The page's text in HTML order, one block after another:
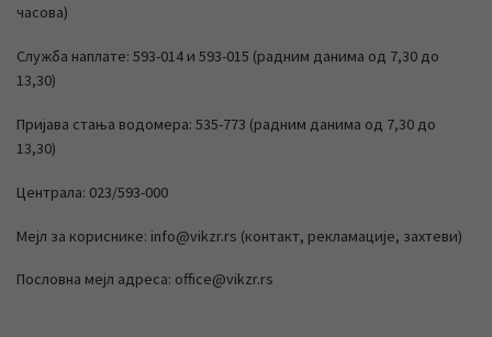
часова)
Служба наплате: 593-014 и 593-015 (радним данима од 7,30 до
13,30)
Пријава стања водомера: 535-773 (радним данима од 7,30 до
13,30)
Централа: 023/593-000
Мејл за кориснике: info@vikzr.rs (контакт, рекламације, захтеви)
Пословна мејл адреса: office@vikzr.rs